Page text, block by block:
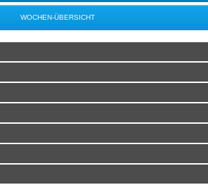
WOCHEN-ÜBERSICHT